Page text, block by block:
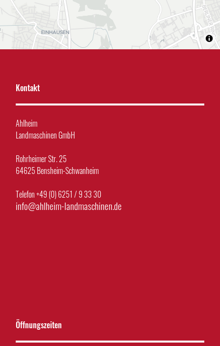
Kontakt
Ahlheim
Landmaschinen GmbH
Rohrheimer Str. 25
64625 Bensheim-Schwanheim
Telefon +49 (0) 6251 / 9 33 30
info@ahlheim-landmaschinen.de
Öffnungszeiten